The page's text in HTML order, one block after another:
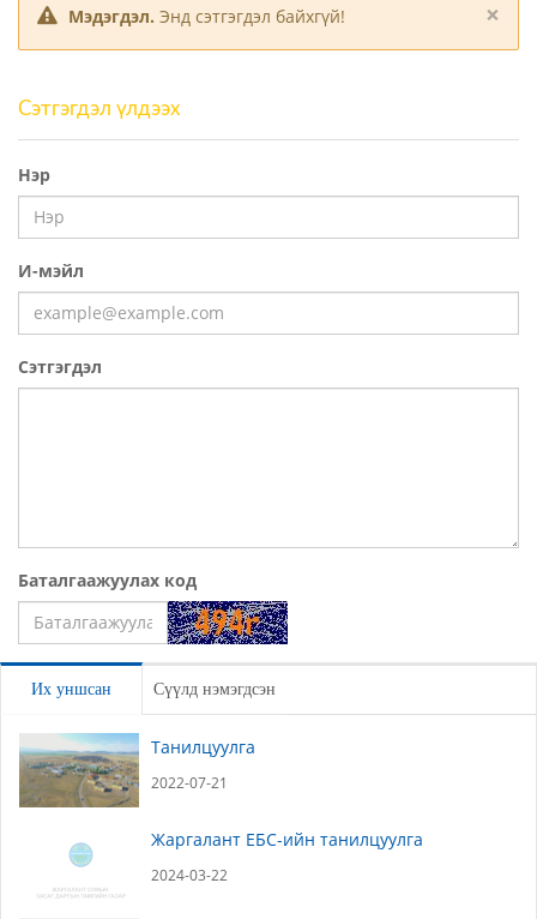
×
Мэдэгдэл. Энд сэтгэгдэл байхгүй!
Сэтгэгдэл үлдээх
Нэр
И-мэйл
Сэтгэгдэл
Баталгаажуулах код
Их уншсан Сүүлд нэмэгдсэн
Танилцуулга
2022-07-21
Жаргалант ЕБС-ийн танилцуулга
2024-03-22